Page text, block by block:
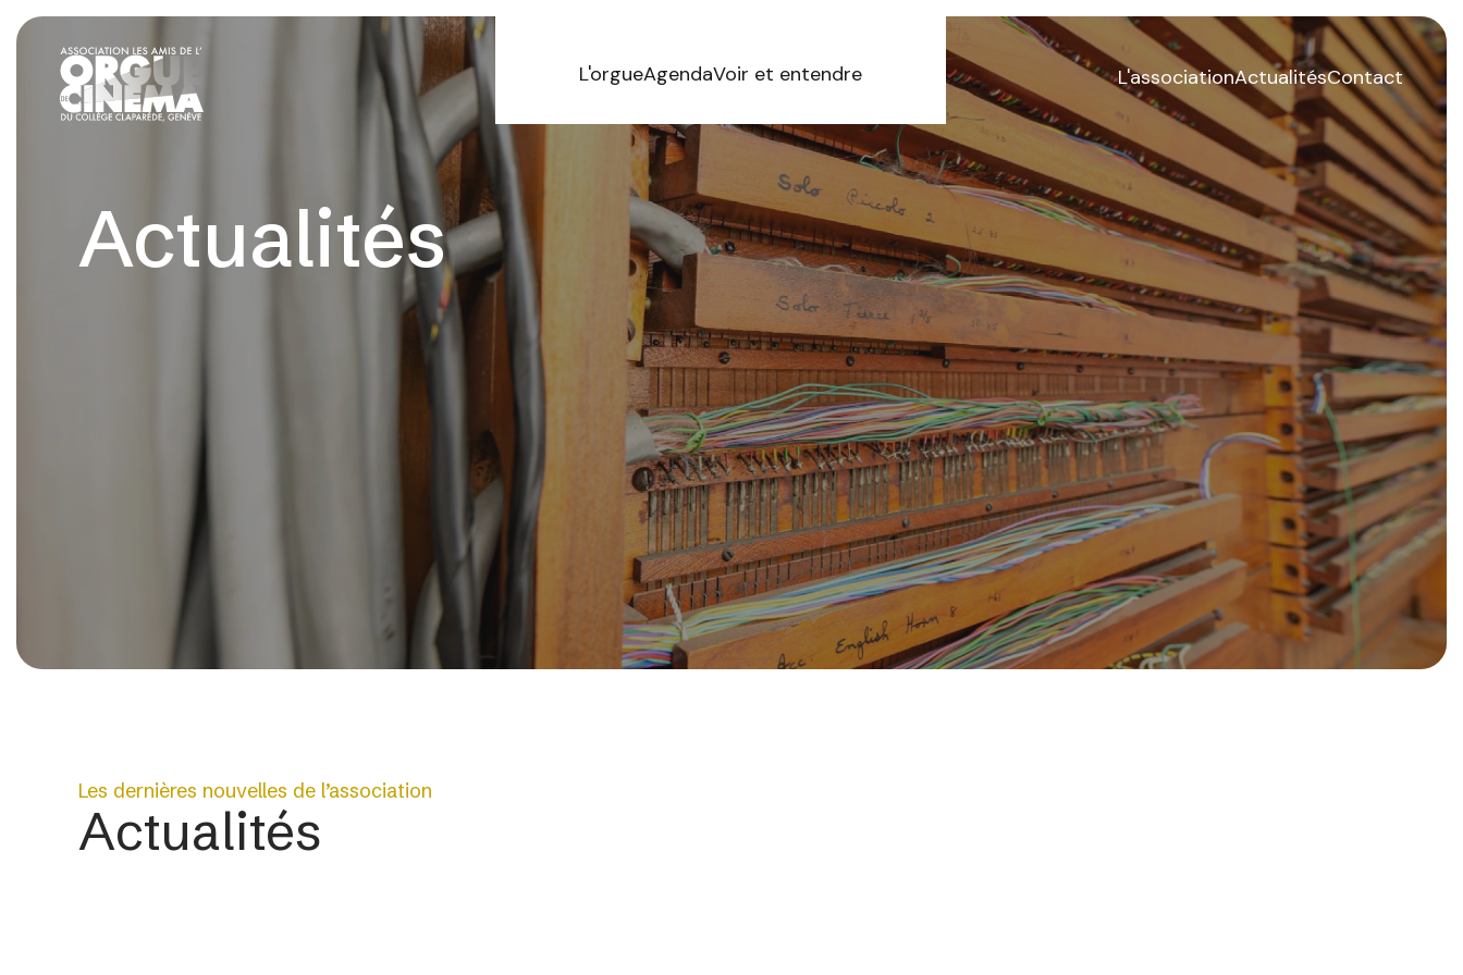
L'orgueAgendaVoir et entendre L'associationActualitésContact
Actualités
Les dernières nouvelles de l’association
Actualités